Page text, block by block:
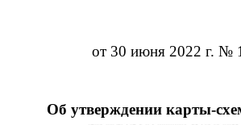
от 30 июня 2022 г. №
Об утверждении карты-